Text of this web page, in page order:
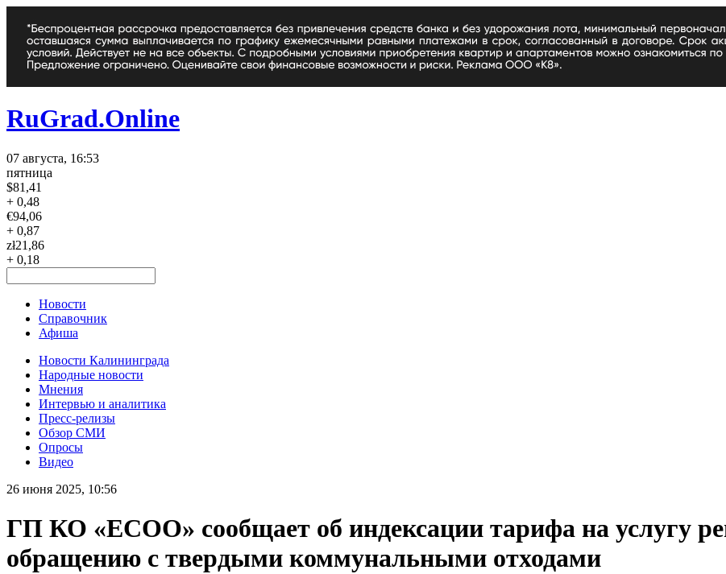
RuGrad.Online
07 августа, 16:53
пятница
$81,41
+ 0,48
€94,06
+ 0,87
zł21,86
+ 0,18
Новости
Справочник
Афиша
Новости Калининграда
Народные новости
Мнения
Интервью и аналитика
Пресс-релизы
Обзор СМИ
Опросы
Видео
26 июня 2025, 10:56
ГП КО «ЕСОО» сообщает об индексации тарифа на услугу
обращению с твердыми коммунальными отходами